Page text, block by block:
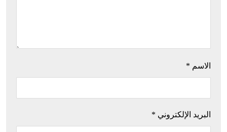
الاسم *
البريد الإلكتروني *